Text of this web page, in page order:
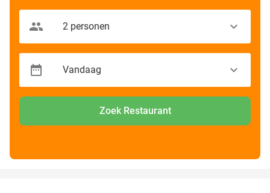
Zoek Restaurant